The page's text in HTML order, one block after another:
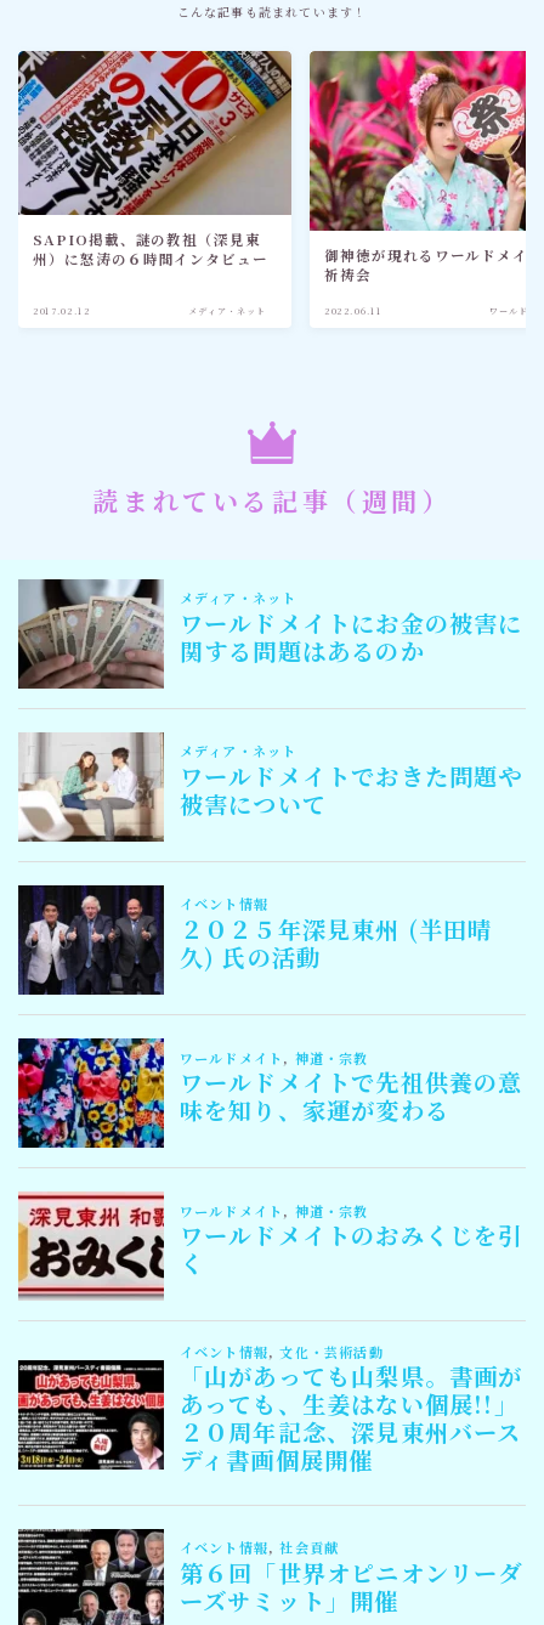
こんな記事も読まれています！
SAPIO掲載、謎の教祖（深見東
州）に怒涛の６時間インタビュー
2017.02.12 メディア・ネット
御神徳が現れるワールドメイ
祈祷会
2022.06.11 ワールドメ
読まれている記事（週間）